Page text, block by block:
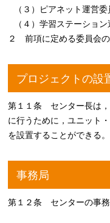
（３）ピアネット運営
（４）学習ステーショ
２ 前項に定める委員会の
プロジェクトの設
第１１条 センター長は，
に行うために，ユニット
を設置することができる。
事務局
第１２条 センターの事務